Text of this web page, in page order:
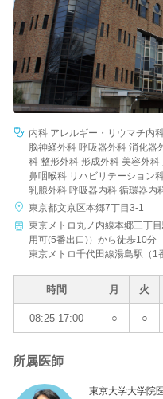
内科 アレルギー・リウマチ内
脳神経外科 呼吸器外科 消化器
科 整形外科 形成外科 美容外
鼻咽喉科 リハビリテーション
乳腺外科 呼吸器内科 循環器内
東京都文京区本郷7丁目3-1
東京メトロ丸ノ内線本郷三
用可(5番出口)）から徒歩10分
東京メトロ千代田線湯島駅（1
時間 月 火
08:25-17:00 ○ ○
所属医師
東京大学大学院